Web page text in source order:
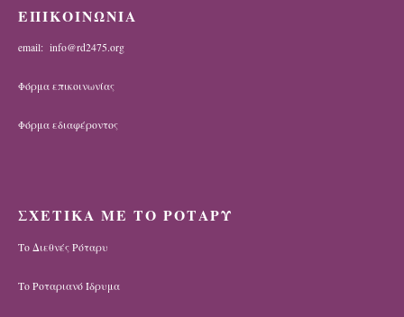
ΕΠΙΚΟΙΝΩΝΙΑ
email: info@rd2475.org
Φόρμα επικοινωνίας
Φόρμα εδιαφέροντος
ΣΧΕΤΙΚΑ ΜΕ ΤΟ ΡΟΤΑΡΥ
Το Διεθνές Ρόταρυ
Το Ροταριανό Ίδρυμα